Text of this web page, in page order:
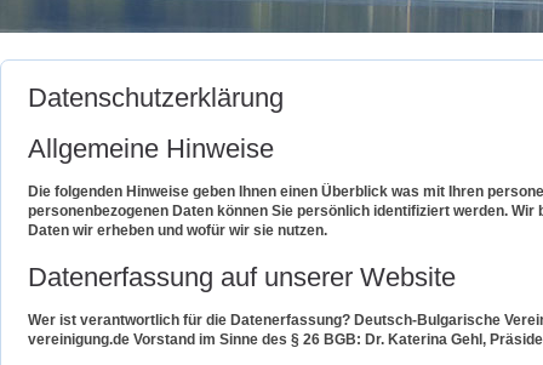
Datenschutzerklärung
Allgemeine Hinweise
Die folgenden Hinweise geben Ihnen einen Überblick was mit Ihren
personenbezogenen Daten können Sie persönlich identifiziert werden.
Daten wir erheben und wofür wir sie nutzen.
Datenerfassung auf unserer Website
Wer ist verantwortlich für die Datenerfassung? Deutsch-Bulgarische
vereinigung.de Vorstand im Sinne des § 26 BGB: Dr. Katerina Gehl,